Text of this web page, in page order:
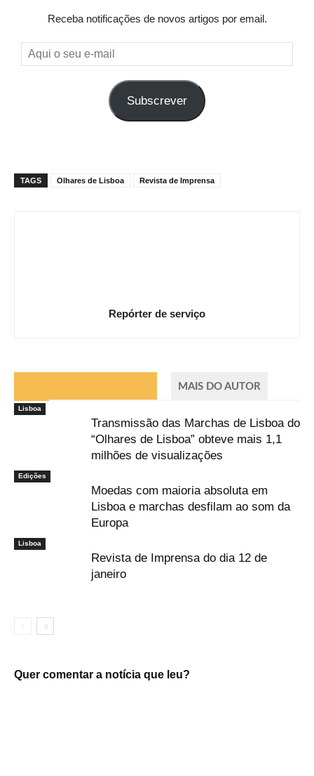
Receba notificações de novos artigos por email.
Aqui
o
Subscrever
TAGS Olhares de Lisboa Revista de Imprensa
Repórter de serviço
MAIS DO AUTOR
Lisboa
Transmissão das Marchas de Lisboa do
“Olhares de Lisboa” obteve mais 1,1
milhões de visualizações
Edições
Moedas com maioria absoluta em
Lisboa e marchas desfilam ao som da
Europa
Lisboa
Revista de Imprensa do dia 12 de
janeiro
Quer comentar a notícia que leu?